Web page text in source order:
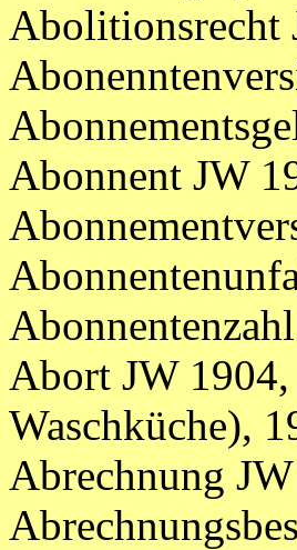
Abolitionsrecht
Abonnent JW
Abort JW
Waschküche),
Abrechnung